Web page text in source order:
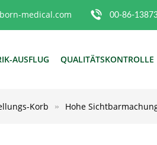
medical.com 00-86-
AUSFLUG QUALITÄTSKONTROLLE
Korb Hohe